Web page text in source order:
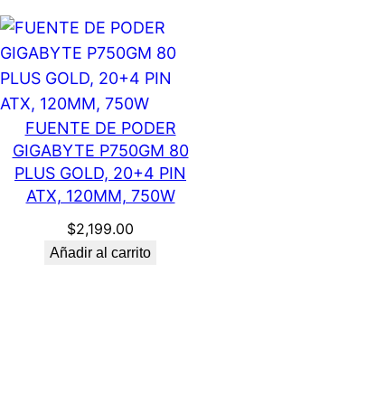
FUENTE DE PODER
GIGABYTE P750GM 80
PLUS GOLD, 20+4 PIN
ATX, 120MM, 750W
$2,199.00
Añadir al carrito